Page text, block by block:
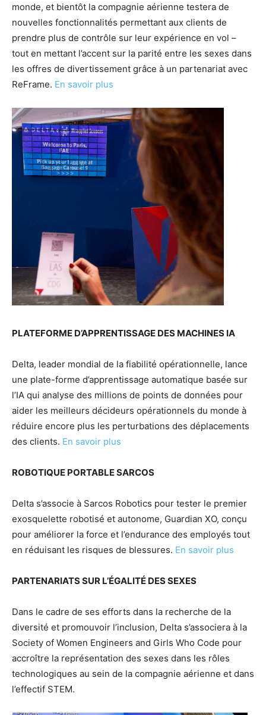
monde, et bientôt la compagnie aérienne testera de
nouvelles fonctionnalités permettant aux clients de
prendre plus de contrôle sur leur expérience en vol –
tout en mettant l’accent sur la parité entre les sexes dans
les offres de divertissement grâce à un partenariat avec
ReFrame. En savoir plus
PLATEFORME D’APPRENTISSAGE DES MACHINES IA
Delta, leader mondial de la fiabilité opérationnelle, lance
une plate-forme d’apprentissage automatique basée sur
l’IA qui analyse des millions de points de données pour
aider les meilleurs décideurs opérationnels du monde à
réduire encore plus les perturbations des déplacements
des clients. En savoir plus
ROBOTIQUE PORTABLE SARCOS
Delta s’associe à Sarcos Robotics pour tester le premier
exosquelette robotisé et autonome, Guardian XO, conçu
pour améliorer la force et l’endurance des employés tout
en réduisant les risques de blessures. En savoir plus
PARTENARIATS SUR L’ÉGALITÉ DES SEXES
Dans le cadre de ses efforts dans la recherche de la
diversité et promouvoir l’inclusion, Delta s’associera à la
Society of Women Engineers and Girls Who Code pour
accroître la représentation des sexes dans les rôles
technologiques au sein de la compagnie aérienne et dans
l’effectif STEM.